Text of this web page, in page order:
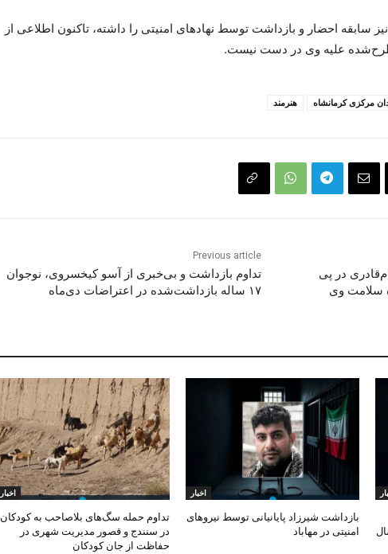
سابقه احضار و بازداشت توسط نهادهای امنیتی را داشته، تاکنون اطلاعی از
علیه وی در دست نیست.
مرکزی کرمانشاه هنرمند
Previous article
تداوم بازداشت و بی‌خبری از آسو کیخسروی، نوجوان
۱۷ ساله بازداشت‌شده در اعتراضات دی‌ماه
در پی
سلامت وی
اخبار
بازداشت شیرزاد پایانیانی توسط نیروهای
امنیتی در مهاباد
اخبار
تداوم حمله سگ‌های بلاصاحب به کودکان
در سنندج و قصور مدیریت شهری در
حفاظت از جان کودکان